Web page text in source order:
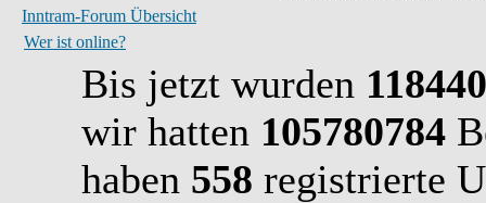
Inntram-Forum Übersicht
Wer ist online?
Bis jetzt wurden 118440
wir hatten 105780784
haben 558 registrierte